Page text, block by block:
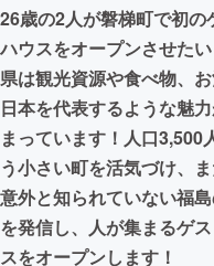
CAMPFIRE for
CAMPFIREふるさ
26歳の2人が磐梯町で初の
ハウスをオープンさせた
県は観光資源や食べ物、
日本を代表するような魅
まっています！人口3,500
う小さい町を活気づけ、
意外と知られていない福
を発信し、人が集まるゲ
スをオープンします！